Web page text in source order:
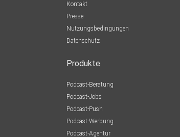
Kontakt
Presse
Nutzungsbedingungen
Datenschutz
Produkte
Podcast-Beratung
Podcast-Jobs
Podcast-Push
Podcast-Werbung
Podcast-Agentur